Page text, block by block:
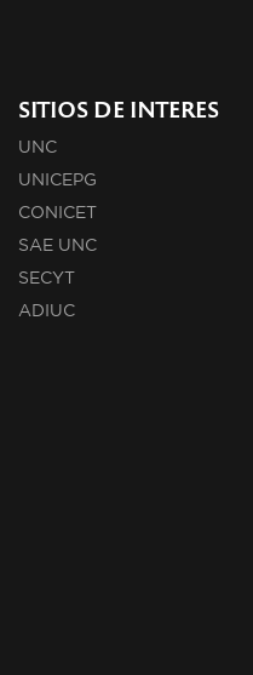
SITIOS DE INTERES
UNC
UNICEPG
CONICET
SAE UNC
SECYT
ADIUC